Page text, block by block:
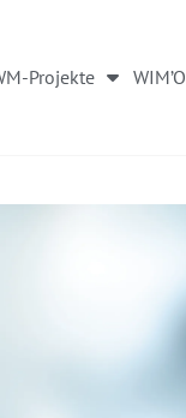
Projekte WIM’O